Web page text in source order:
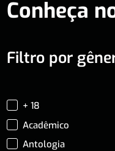
Conheça
Filtro por
+ 18
Acadêmico
Antologia